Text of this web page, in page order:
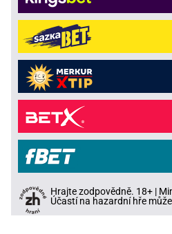
Hrajte zodpovědně. 18+ |
Účastí na hazardní hře